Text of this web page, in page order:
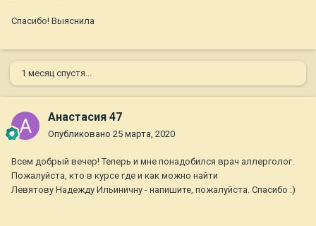
Спасибо! Выяснила
1 месяц спустя...
Анастасия 47
Опубликовано 25 марта, 2020
Всем добрый вечер! Теперь и мне понадобился врач аллерголог.
Пожалуйста, кто в курсе где и как можно найти
Левятову Надежду Ильиничну - напишите, пожалуйста. Спасибо :)